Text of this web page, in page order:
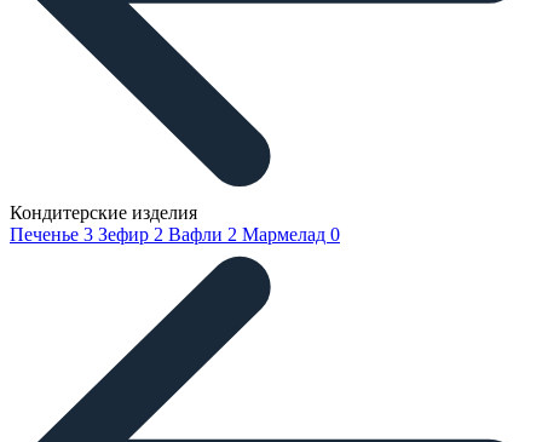
Кондитерские изделия
Печенье 3 Зефир 2 Вафли 2 Мармелад 0